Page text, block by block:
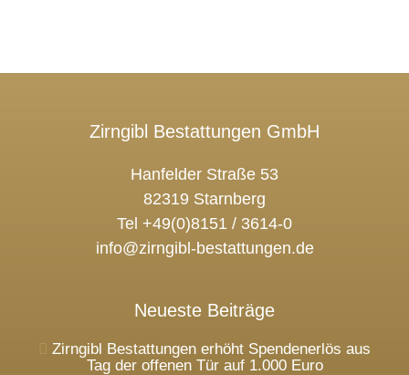
Zirngibl Bestattungen GmbH
Hanfelder Straße 53
82319 Starnberg
Tel +49(0)8151 / 3614-0
info@zirngibl-bestattungen.de
Neueste Beiträge
Zirngibl Bestattungen erhöht Spendenerlös aus
Tag der offenen Tür auf 1.000 Euro